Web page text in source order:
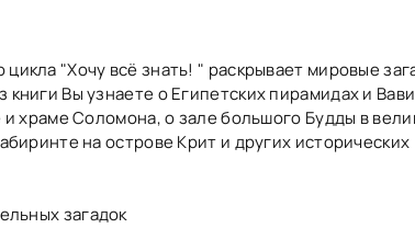
"Хочу всё знать! " раскрывает мировые
Вы узнаете о Египетских пирамидах и
храме Соломона, о зале большого Будды в
на острове Крит и других исторических
загадок